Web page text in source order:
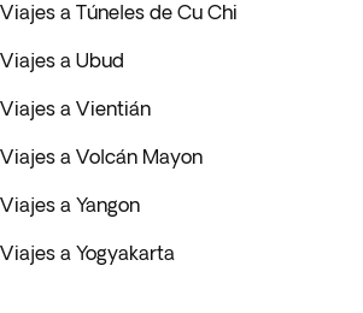
Viajes a Túneles de Cu Chi
Viajes a Ubud
Viajes a Vientián
Viajes a Volcán Mayon
Viajes a Yangon
Viajes a Yogyakarta